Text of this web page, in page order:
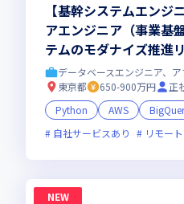
【基幹システムエン
アエンジニア（事業基盤領域）|
テムのモダナイズ推進
リントECを支える基幹
タ基盤・大規模データ
タ｜基幹SaaS接続｜部
｜ハイブリッド勤務(週
データベースエンジニア、
東京都
650-900万円
正
Python
AWS
自社サービスあり
リモー
NEW